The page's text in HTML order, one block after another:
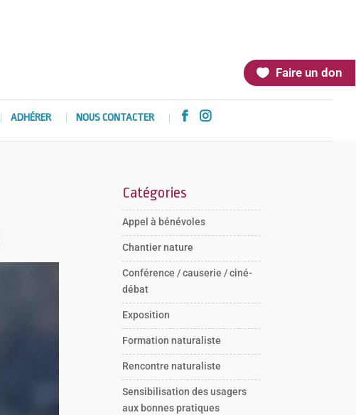
Faire un don
ADHÉRER NOUS CONTACTER  
Catégories
Appel à bénévoles
Chantier nature
Conférence / causerie / ciné-
débat
Exposition
Formation naturaliste
Rencontre naturaliste
Sensibilisation des usagers
aux bonnes pratiques